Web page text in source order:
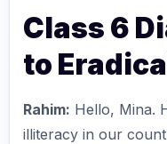
Class 6
to
Rahim: Hello, Mina.
illiteracy in our